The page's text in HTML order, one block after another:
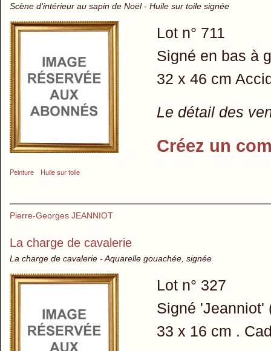
Scène d'intérieur au sapin de Noël - Huile sur toile signée
Peinture Huile sur toile
Lot n° 711
Signé en bas à
32 x 46 cm
Le détail des
Créez un
Pierre-Georges JEANNIOT
La charge de cavalerie
La charge de cavalerie - Aquarelle gouachée, signée
Lot n° 327
Signé 'Jeanniot'
33 x 16 cm .